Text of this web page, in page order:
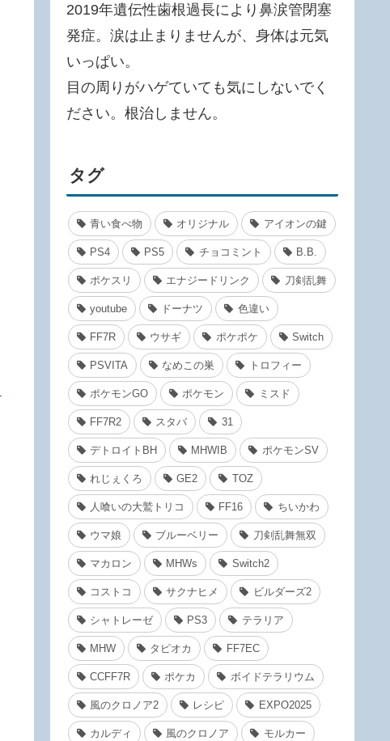
2019年遺伝性歯根過長により鼻涙管閉塞
発症。涙は止まりませんが、身体は元気
いっぱい。
目の周りがハゲていても気にしないでく
ださい。根治しません。
タグ
青い食べ物 オリジナル アイオンの鍵
PS4 PS5 チョコミント B.B.
ポケスリ エナジードリンク 刀剣乱舞
youtube ドーナツ 色違い
FF7R ウサギ ポケポケ Switch
PSVITA なめこの巣 トロフィー
ポケモンGO ポケモン ミスド
FF7R2 スタバ 31
デトロイトBH MHWIB ポケモンSV
れじぇくろ GE2 TOZ
人喰いの大鷲トリコ FF16 ちいかわ
ウマ娘 ブルーベリー 刀剣乱舞無双
マカロン MHWs Switch2
コストコ サクナヒメ ビルダーズ2
シャトレーゼ PS3 テラリア
MHW タピオカ FF7EC
CCFF7R ポケカ ボイドテラリウム
風のクロノア2 レシピ EXPO2025
カルディ 風のクロノア モルカー